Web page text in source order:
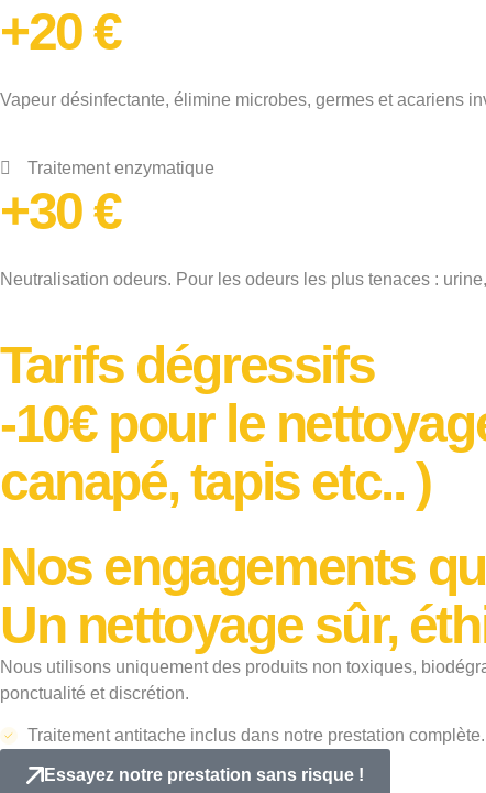
+20 €
Vapeur désinfectante, élimine microbes, germes et acariens
Traitement enzymatique
+30 €
Neutralisation odeurs. Pour les odeurs les plus tenaces :
Tarifs dégressifs
-10€ pour le
canapé, tapis etc.. )
Nos engagements
Un nettoyage sûr,
Nous utilisons uniquement des produits non toxiques,
ponctualité et discrétion.
Traitement antitache inclus dans notre prestation complète.
Essayez notre prestation sans risque !